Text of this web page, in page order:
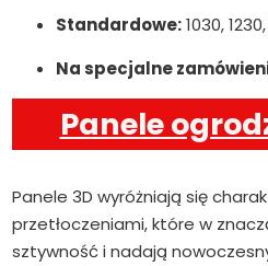
Standardowe:1030,
Na specjalne
Panele
Panele 3D wyróżniają się
przetłoczeniami, które w
sztywność i nadają